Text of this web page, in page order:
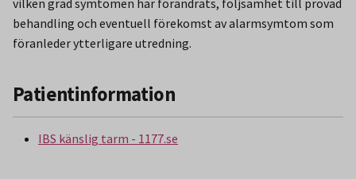
behandling och eventuell förekomst av alarmsymtom som
föranleder ytterligare utredning.
Patientinformation
IBS känslig tarm - 1177.se